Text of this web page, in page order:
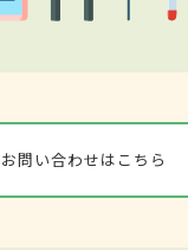
問い合わせはこちら